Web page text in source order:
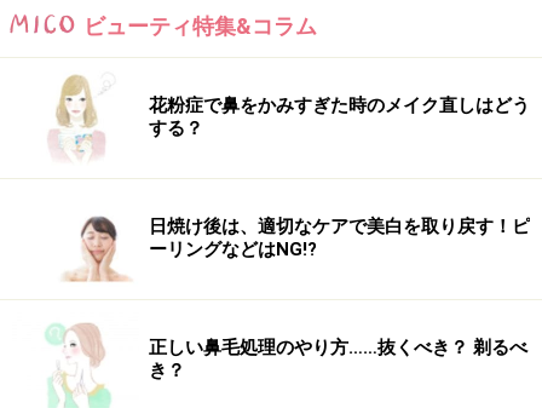
・大腸を刺激し、スムーズな排便を促す。
・その3：酵素
色々組み合わせてオリジナルジュースに！
最近話題の酵素。便秘改善のためには『消化酵素』が不
可欠です。体内で消化酵素が不足すると、腸の悪玉菌が
増加。体内で作られる酵素の量は決まっているので、外
部から、つまり食べ物で摂取する必要があります。酵素
は熱を加えると壊れてしまうので、果物・野菜・お刺身
などを生で食べるのがオススメ。
ビューティ特集&コラム
花粉症で鼻をかみすぎた時のメイク直しはどう
する？
日焼け後は、適切なケアで美白を取り戻す！ピ
ーリングなどはNG!?
正しい鼻毛処理のやり方……抜くべき？ 剃るべ
き？